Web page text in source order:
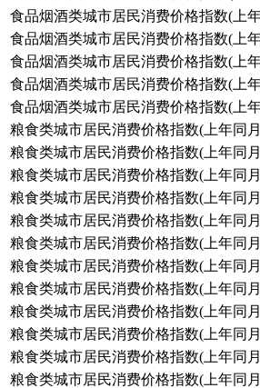
食品烟酒类城市居民消费价格指数(上
食品烟酒类城市居民消费价格指数(上
食品烟酒类城市居民消费价格指数(上
食品烟酒类城市居民消费价格指数(上年
食品烟酒类城市居民消费价格指数(上
粮食类城市居民消费价格指数(上年同
粮食类城市居民消费价格指数(上年同
粮食类城市居民消费价格指数(上年同
粮食类城市居民消费价格指数(上年同
粮食类城市居民消费价格指数(上年同
粮食类城市居民消费价格指数(上年同
粮食类城市居民消费价格指数(上年同
粮食类城市居民消费价格指数(上年同
粮食类城市居民消费价格指数(上年同
粮食类城市居民消费价格指数(上年同
粮食类城市居民消费价格指数(上年同
粮食类城市居民消费价格指数(上年同